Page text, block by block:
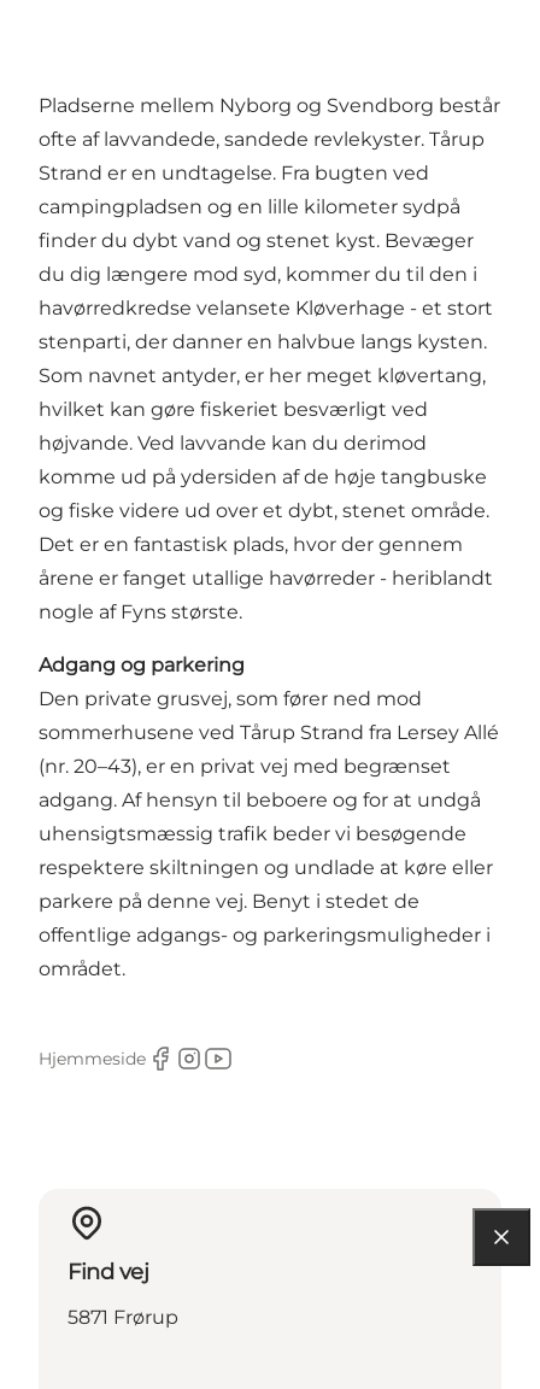
Pladserne mellem Nyborg og Svendborg består
ofte af lavvandede, sandede revlekyster. Tårup
Strand er en undtagelse. Fra bugten ved
campingpladsen og en lille kilometer sydpå
finder du dybt vand og stenet kyst. Bevæger
du dig længere mod syd, kommer du til den i
havørredkredse velansete Kløverhage - et stort
stenparti, der danner en halvbue langs kysten.
Som navnet antyder, er her meget kløvertang,
hvilket kan gøre fiskeriet besværligt ved
højvande. Ved lavvande kan du derimod
komme ud på ydersiden af de høje tangbuske
og fiske videre ud over et dybt, stenet område.
Det er en fantastisk plads, hvor der gennem
årene er fanget utallige havørreder - heriblandt
nogle af Fyns største.
Adgang og parkering
Den private grusvej, som fører ned mod
sommerhusene ved Tårup Strand fra Lersey Allé
(nr. 20–43), er en privat vej med begrænset
adgang. Af hensyn til beboere og for at undgå
uhensigtsmæssig trafik beder vi besøgende
respektere skiltningen og undlade at køre eller
parkere på denne vej. Benyt i stedet de
offentlige adgangs- og parkeringsmuligheder i
området.
Hjemmeside
Facebook
Instagram
Youtube
Find vej
5871 Frørup